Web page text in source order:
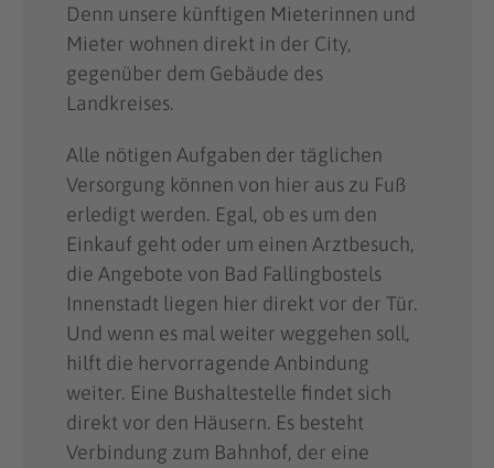
Denn unsere künftigen Mieterinnen und
Mieter wohnen direkt in der City,
gegenüber dem Gebäude des
Landkreises.
Alle nötigen Aufgaben der täglichen
Versorgung können von hier aus zu Fuß
erledigt werden. Egal, ob es um den
Einkauf geht oder um einen Arztbesuch,
die Angebote von Bad Fallingbostels
Innenstadt liegen hier direkt vor der Tür.
Und wenn es mal weiter weggehen soll,
hilft die hervorragende Anbindung
weiter. Eine Bushaltestelle findet sich
direkt vor den Häusern. Es besteht
Verbindung zum Bahnhof, der eine